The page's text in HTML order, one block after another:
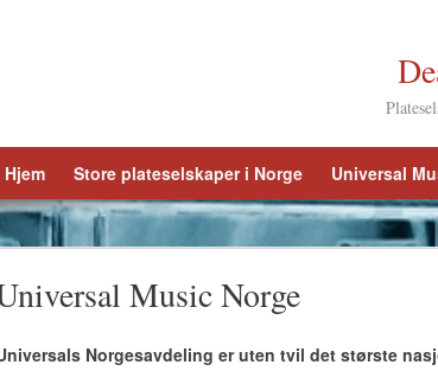
to content
Hjem Store plateselskaper i Norge Universal
Music Norge
Norgesavdeling er uten tvil det største